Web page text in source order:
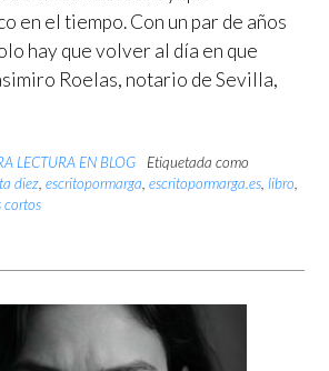
en el tiempo. Con un par de años
hay que volver al día en que
Roelas, notario de Sevilla,
LECTURA EN BLOG
Etiquetada como
diez escritopormarga escritopormarga.es libro
cortos